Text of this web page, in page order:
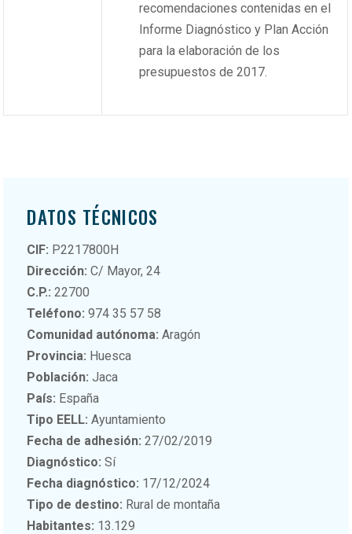
recomendaciones contenidas en el
Informe Diagnóstico y Plan Acción
para la elaboración de los
presupuestos de 2017.
DATOS TÉCNICOS
CIF: P2217800H
Dirección: C/ Mayor, 24
C.P.: 22700
Teléfono: 974 35 57 58
Comunidad autónoma: Aragón
Provincia: Huesca
Población: Jaca
País: España
Tipo EELL: Ayuntamiento
Fecha de adhesión: 27/02/2019
Diagnóstico: Sí
Fecha diagnóstico: 17/12/2024
Tipo de destino: Rural de montaña
Habitantes: 13.129